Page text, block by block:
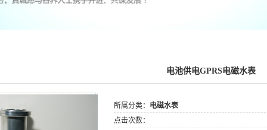
电池供电GPRS电磁水表
所属分类： 电磁水表
点击次数：